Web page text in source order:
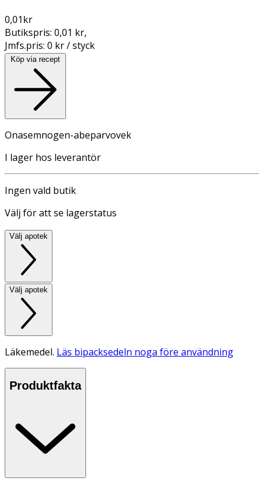
0,01kr
Butikspris: 0,01 kr,
Jmfs.pris: 0 kr / styck
Köp via recept
Onasemnogen-abeparvovek
I lager hos leverantör
Ingen vald butik
Välj för att se lagerstatus
Välj apotek
Välj apotek
Läkemedel. Läs bipacksedeln noga före användning
Produktfakta